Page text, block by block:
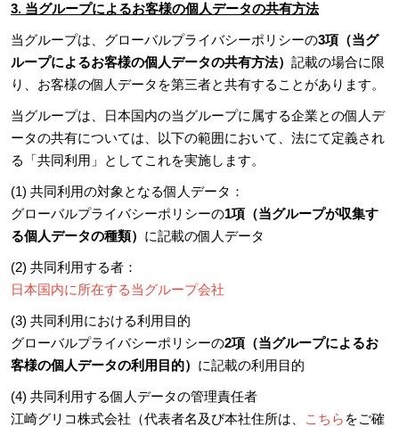
3. 当グループによるお客様の個人データの共有方法
当グループは、グローバルプライバシーポリシーの3項（当グ
ループによるお客様の個人データの共有方法） 記載の場合に限
り、お客様の個人データを第三者と共有することがあります。
当グループは、日本国内の当グループに属する企業との個人デ
ータの共有については、以下の範囲において、法にて定義され
る「共同利用」としてこれを実施します。
(1) 共同利用の対象となる個人データ：
グローバルプライバシーポリシーの1項（当グループが収集す
る個人データの種類） に記載の個人データ
(2) 共同利用する者：
日本国内に所在する当グループ会社
(3) 共同利用における利用目的
グローバルプライバシーポリシーの2項（当グループによるお
客様の個人データの利用目的） に記載の利用目的
(4) 共同利用する個人データの管理責任者
江崎グリコ株式会社（代表者名及び本社住所は、
こちら をご確